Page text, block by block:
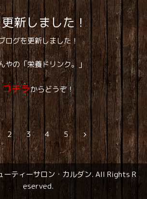
新しました！
ログを更新しました！
やの「栄養ドリンク。」
コチラからどうぞ！
2 3 4 5
ーティーサロン・カルダン. All Rights R
eserved.